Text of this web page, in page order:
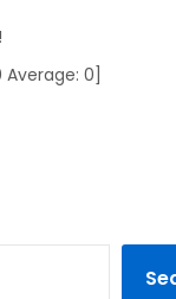
Average: 0